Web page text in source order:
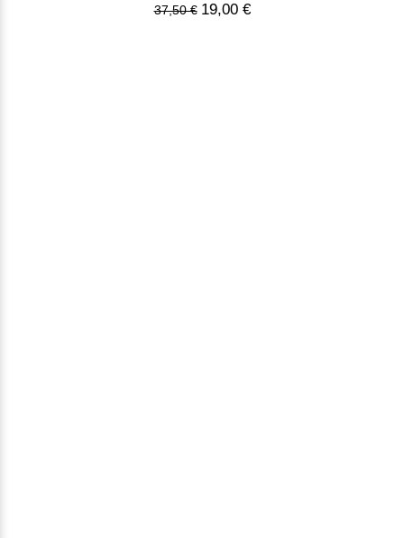
37,50 € 19,00 €